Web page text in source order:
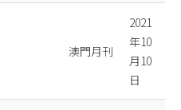
澳門月刊
2021
年10
月10
日